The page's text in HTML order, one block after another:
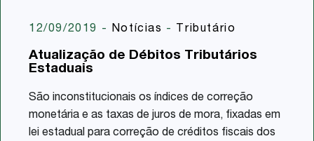
12/09/2019 - Notícias - Tributário
Atualização de Débitos Tributários
Estaduais
São inconstitucionais os índices de correção
monetária e as taxas de juros de mora, fixadas em
lei estadual para correção de créditos fiscais dos